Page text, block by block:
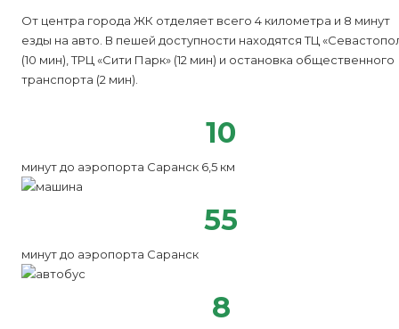
От центра города ЖК отделяет всего 4 километра и 8 минут
езды на авто. В пешей доступности находятся ТЦ
(10 мин), ТРЦ «Сити Парк» (12 мин) и остановка общественного
транспорта (2 мин).
10
минут до аэропорта Саранск 6,5 км
55
минут до аэропорта Саранск
8